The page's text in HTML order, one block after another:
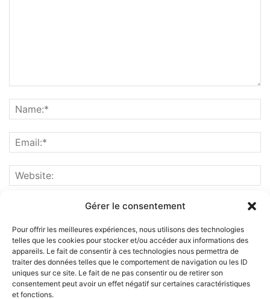
Gérer le consentement
Pour offrir les meilleures expériences, nous utilisons des technologies
telles que les cookies pour stocker et/ou accéder aux informations des
appareils. Le fait de consentir à ces technologies nous permettra de
traiter des données telles que le comportement de navigation ou les ID
uniques sur ce site. Le fait de ne pas consentir ou de retirer son
consentement peut avoir un effet négatif sur certaines caractéristiques
et fonctions.